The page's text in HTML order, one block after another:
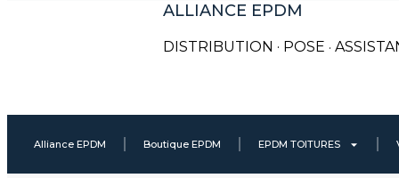
ALLIANCE EPDM
DISTRIBUTION · POSE ·
Alliance EPDM Boutique EPDM EPDM TOITURES